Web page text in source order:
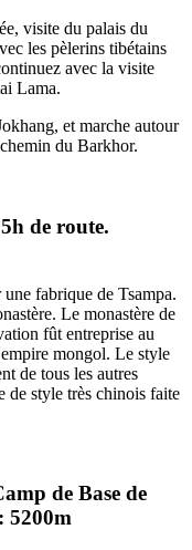
visite du palais du
les pèlerins tibétains
avec la visite
Lama.
et marche autour
du Barkhor.
de route.
fabrique de Tsampa.
Le monastère de
fût entreprise au
mongol. Le style
de tous les autres
de style très chinois faite
de Base de
5200m